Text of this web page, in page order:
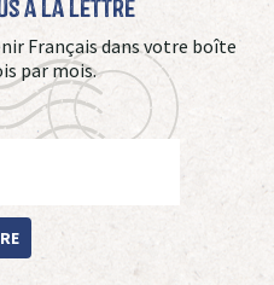
à La Lettre
Français dans votre boîte
par mois.